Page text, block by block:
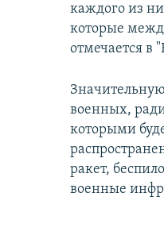
каждого из
которые
отмечается в
военных,
которыми
ракет,
военные